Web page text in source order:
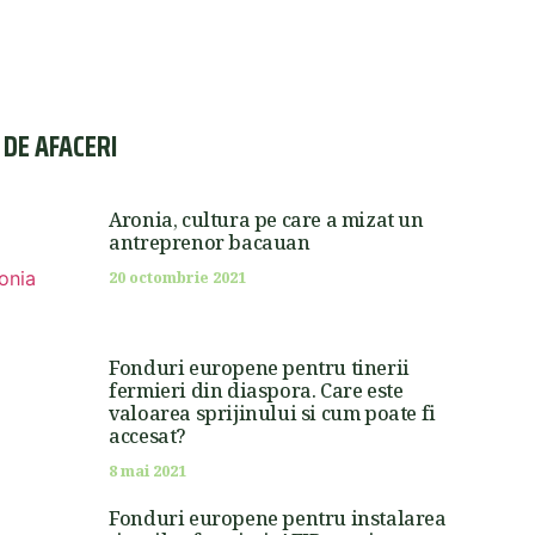
AFACERI
Aronia, cultura pe care a mizat un
antreprenor bacauan
20 octombrie 2021
Fonduri europene pentru tinerii
fermieri din diaspora. Care este
valoarea sprijinului si cum poate fi
accesat?
8 mai 2021
Fonduri europene pentru instalarea